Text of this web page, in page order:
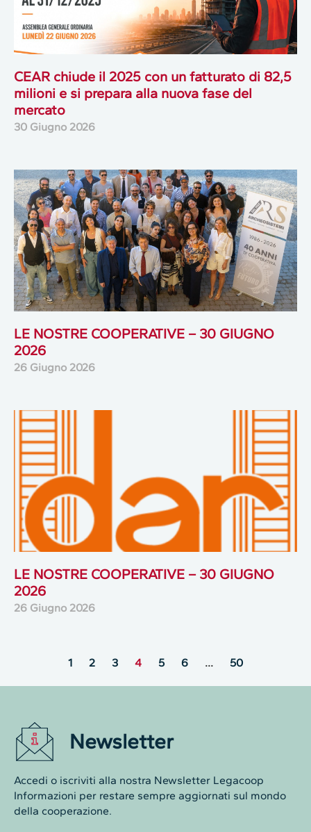
CEAR chiude il 2025 con un fatturato di 82,5
milioni e si prepara alla nuova fase del
mercato
30 Giugno 2026
LE NOSTRE COOPERATIVE – 30 GIUGNO
2026
26 Giugno 2026
LE NOSTRE COOPERATIVE – 30 GIUGNO
2026
26 Giugno 2026
1 2 3 4 5 6 … 50
Newsletter
Accedi o iscriviti alla nostra Newsletter Legacoop
Informazioni per restare sempre aggiornati sul mondo
della cooperazione.